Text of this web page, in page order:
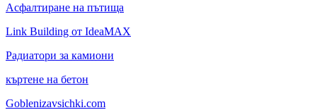
Асфалтиране на пътища
Link Building от IdeaMAX
Радиатори за камиони
къртене на бетон
Goblenizavsichki.com